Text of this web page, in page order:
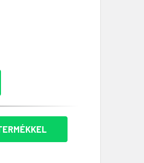
KÉSZLET BÚZASZALMÁBÓL
FOGKEFE KÉSZLET